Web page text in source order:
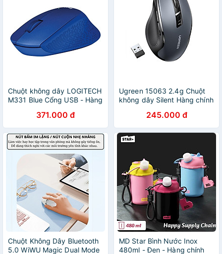
Chuột không dây LOGITECH
M331 Blue Cổng USB - Hàng
371.000 đ
Ugreen 15063 2.4g Chuột
không dây Silent Hàng chính
245.000 đ
Chuột Không Dây Bluetooth
5.0 WiWU Magic Dual Mode
MD Star Bình Nước Inox
480ml - Đen - Hàng chính